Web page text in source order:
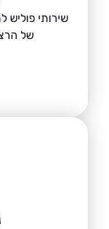
שירותי פוליש לרצפות
של הרצפה